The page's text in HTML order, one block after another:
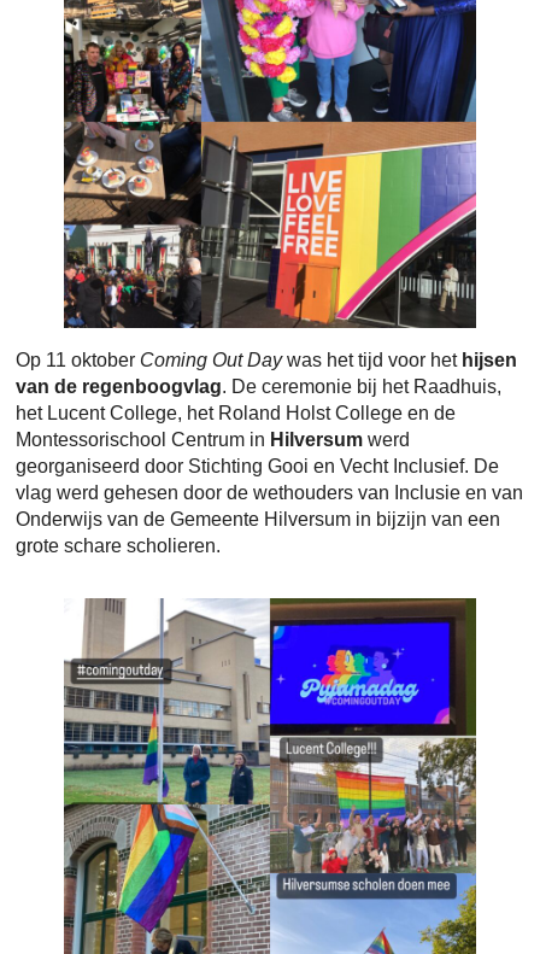
Op 11 oktober Coming Out Daywas het tijd voor het hijsen
van de regenboogvlag. De ceremonie bij het Raadhuis,
het Lucent College, het Roland Holst College en de
Montessorischool Centrum in Hilversumwerd
georganiseerd door Stichting Gooi en Vecht Inclusief. De
vlag werd gehesen door de wethouders van Inclusie en van
Onderwijs van de Gemeente Hilversum in bijzijn van een
grote schare scholieren.